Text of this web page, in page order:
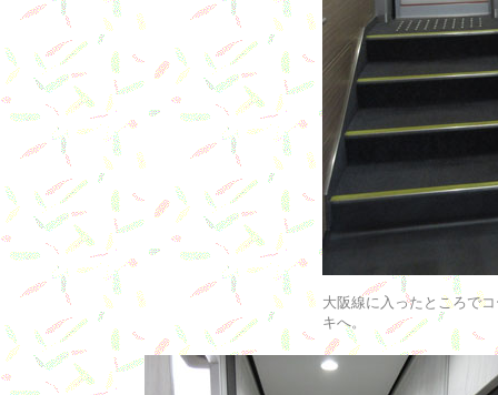
大阪線に入ったところで
キへ。